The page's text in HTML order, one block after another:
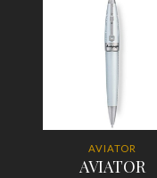
AVIATOR
AVIATOR